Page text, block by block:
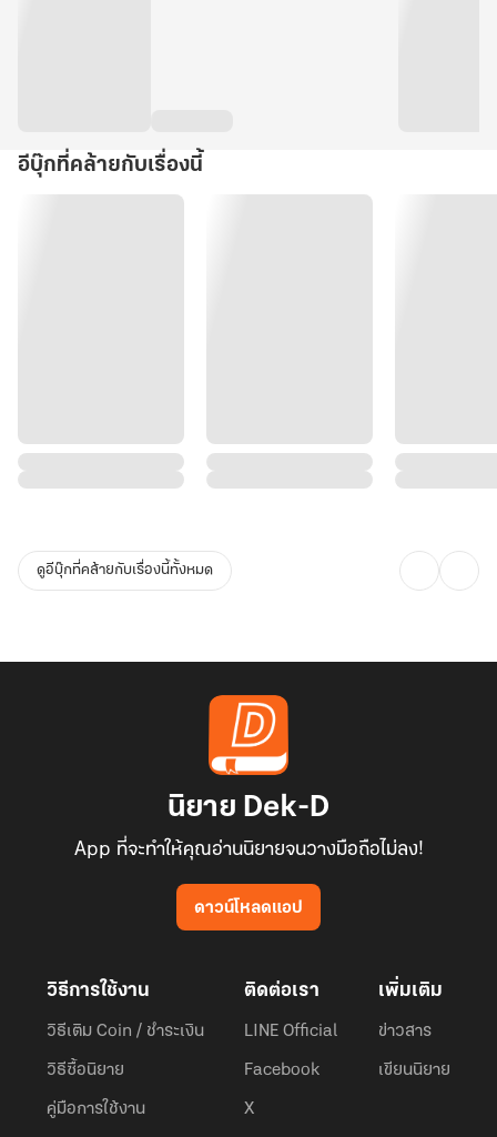
อีบุ๊กที่คล้ายกับเรื่องนี้
ดูอีบุ๊กที่คล้ายกับเรื่องนี้ทั้งหมด
นิยาย Dek-D
App ที่จะทำให้คุณอ่านนิยายจนวางมือถือไม่ลง!
ดาวน์โหลดแอป
วิธีการใช้งาน
วิธีเติม Coin / ชำระเงิน
วิธีซื้อนิยาย
คู่มือการใช้งาน
ติดต่อเรา
LINE Official
Facebook
X
เพิ่มเติม
ข่าวสาร
เขียนนิยาย